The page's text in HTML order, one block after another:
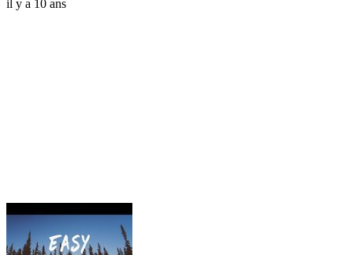
il y a 10 ans